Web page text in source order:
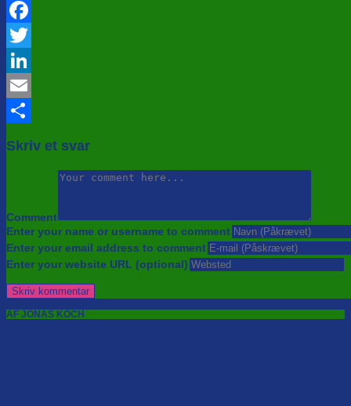
Facebook
Twitter
LinkedIn
Email
Skriv et svar
Comment
Enter your name or username to comment
Enter your email address to comment
Enter your website URL (optional)
AF JONAS KOCH